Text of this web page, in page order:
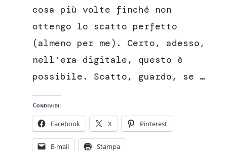
ricordi
cosa più volte finché non
ottengo lo scatto perfetto
(almeno per me). Certo, adesso,
nell’era digitale, questo è
possibile. Scatto, guardo, se …
Condividi:
Facebook X Pinterest
E-mail Stampa